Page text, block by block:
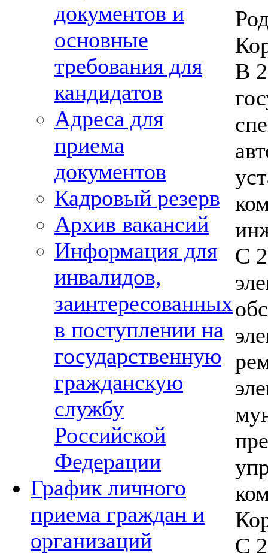
документов и
основные
требования для
кандидатов
Адреса для
приема
документов
Кадровый резерв
Архив вакансий
Информация для
инвалидов,
заинтересованных
в поступлении на
государственную
гражданскую
службу
Российской
Федерации
График личного
приема граждан и
организаций
В
С
С